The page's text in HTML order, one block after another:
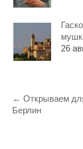
26
← Открываем
Берлин